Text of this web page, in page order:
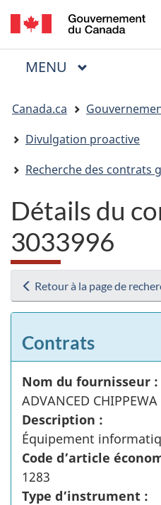
Menu
MENU PRINCIPAL
êtes
ici
Canada.ca
Divulgation proactive
Recherche des contrats
Détails du
3033996
Retour à la page de
Contrats
Nom du fournisseur :
ADVANCED
Description :
Équipement
Code d’article
1283
Type d’instrument :